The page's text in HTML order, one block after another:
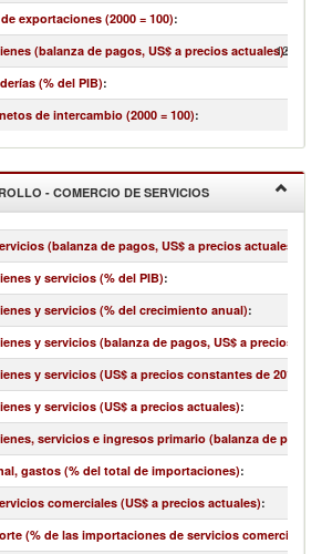
exportaciones (2000 = 100):
(balanza de pagos, US$ a precios actuales):
(% del PIB):
de intercambio (2000 = 100):
- COMERCIO DE SERVICIOS
(balanza de pagos, US$ a precios actuales)
y servicios (% del PIB):
y servicios (% del crecimiento anual):
y servicios (balanza de pagos, US$ a precios
y servicios (US$ a precios constantes de 2010)
y servicios (US$ a precios actuales):
servicios e ingresos primario (balanza de
gastos (% del total de importaciones):
comerciales (US$ a precios actuales):
(% de las importaciones de servicios comerciales)